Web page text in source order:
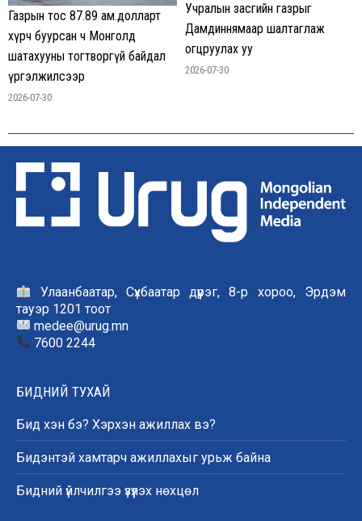
Газрын тос 87.89 ам.долларт
хүрч буурсан ч Монголд
шатахууны тогтворгүй байдал
үргэлжилсээр
2026-07-30
Учралын засгийн газрыг
Дамдиннямаар шалтаглаж
огцруулах уу
2026-07-30
Улаанбаатар, Сүхбаатар дүүрэг, 8-р хороо, Эрдэм
тауэр 1201 тоот
medee@urug.mn
7600 2244
БИДНИЙ ТУХАЙ
Бид хэн бэ? Хэрхэн ажиллах вэ?
Бидэнтэй хамтарч ажиллахыг урьж байна
Бидний үйлчилгээ үзүүлэх нөхцөл